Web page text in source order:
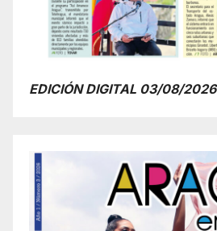
EDICIÓN DIGITAL 03/08/2026